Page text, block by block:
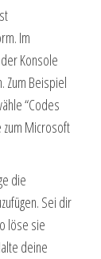
Im
Konsole
Zum Beispiel
“Codes
zum Microsoft
die
Sei dir
löse sie
deine